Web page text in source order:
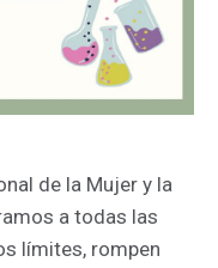
de la Mujer y la
a todas las
límites, rompen